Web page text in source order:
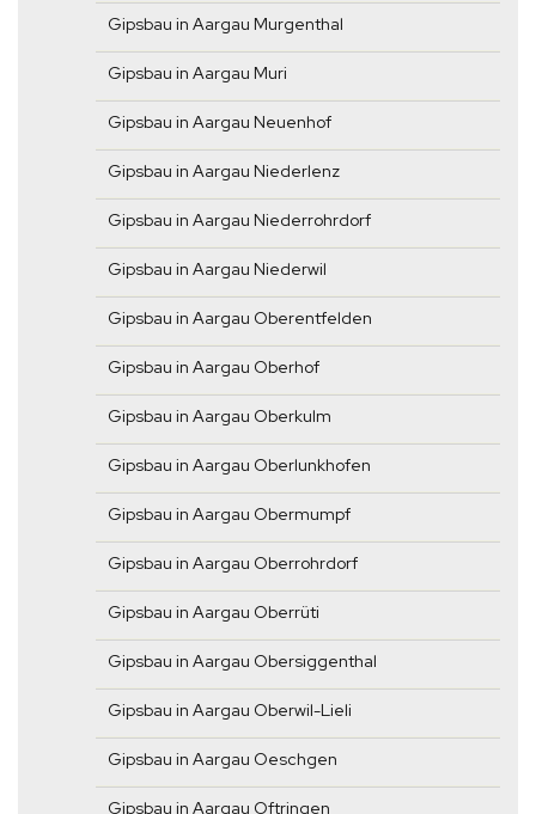
Gipsbau in Aargau Murgenthal
Gipsbau in Aargau Muri
Gipsbau in Aargau Neuenhof
Gipsbau in Aargau Niederlenz
Gipsbau in Aargau Niederrohrdorf
Gipsbau in Aargau Niederwil
Gipsbau in Aargau Oberentfelden
Gipsbau in Aargau Oberhof
Gipsbau in Aargau Oberkulm
Gipsbau in Aargau Oberlunkhofen
Gipsbau in Aargau Obermumpf
Gipsbau in Aargau Oberrohrdorf
Gipsbau in Aargau Oberrüti
Gipsbau in Aargau Obersiggenthal
Gipsbau in Aargau Oberwil-Lieli
Gipsbau in Aargau Oeschgen
Gipsbau in Aargau Oftringen